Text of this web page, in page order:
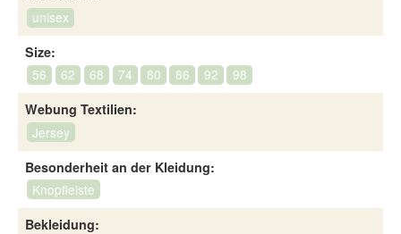
unisex
Size:
56
62 68 74 80 86 92
98
Webung Textilien:
Jersey
Besonderheit an der Kleidung:
Knopfleiste
Bekleidung: